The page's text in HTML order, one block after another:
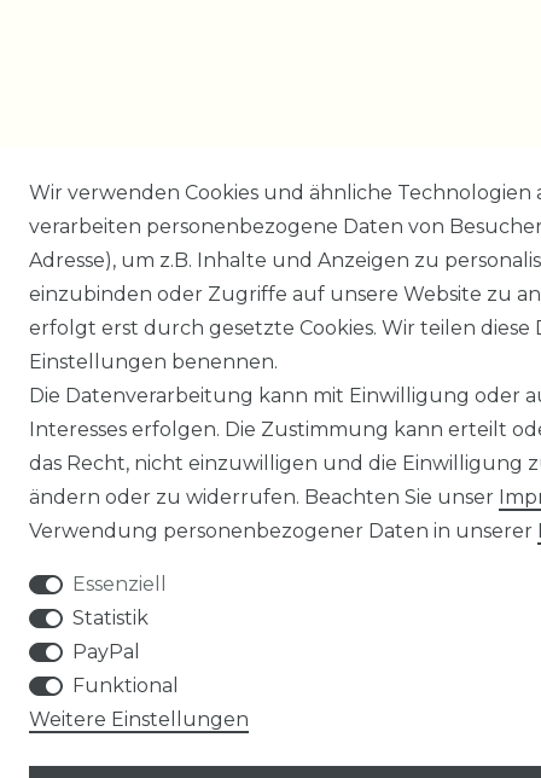
Wir verwenden Cookies und ähnliche
verarbeiten personenbezogene Daten von
Adresse), um z.B. Inhalte und Anzeigen zu
einzubinden oder Zugriffe auf unsere Website zu
erfolgt erst durch gesetzte Cookies. Wir teilen
Einstellungen benennen.
Die Datenverarbeitung kann mit Einwilligung oder
Interesses erfolgen. Die Zustimmung kann erteilt
das Recht, nicht einzuwilligen und die Einwilligung
ändern oder zu widerrufen. Beachten Sie unser
Verwendung personenbezogener Daten in unserer
Essenziell
Statistik
PayPal
Funktional
Weitere Einstellungen